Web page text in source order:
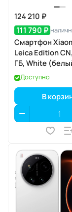
124 210 ₽
111 790 ₽
Смартфон
Leica Edition
ГБ, White
Доступно
В